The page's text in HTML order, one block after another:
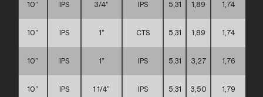
10” IPS 3/4” IPS 5,31 1,89 1,74
10” IPS 1” CTS 5,31 1,89 1,74
10” IPS 1” IPS 5,31 3,27 1,76
10” IPS 1 1/4” IPS 5,31 3,50 1,79